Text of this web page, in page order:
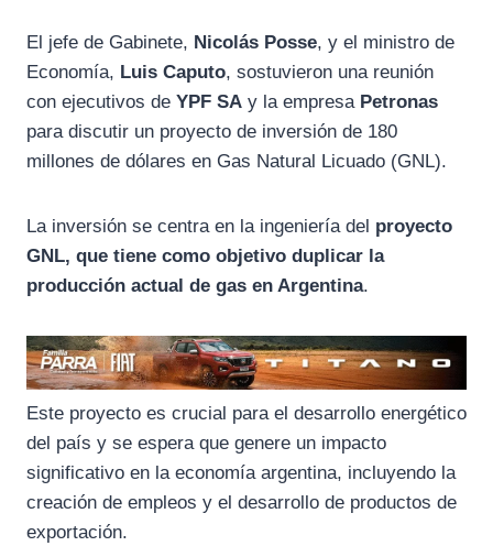
c
e
b
l
e
g
a
t
s
A
El jefe de Gabinete, Nicolás Posse, y el ministro de
Economía, Luis Caputo, sostuvieron una reunión
con ejecutivos de YPF SA y la empresa Petronas
para discutir un proyecto de inversión de 180
millones de dólares en Gas Natural Licuado (GNL).
La inversión se centra en la ingeniería del proyecto
GNL, que tiene como objetivo duplicar la
producción actual de gas en Argentina.
Este proyecto es crucial para el desarrollo energético
del país y se espera que genere un impacto
significativo en la economía argentina, incluyendo la
creación de empleos y el desarrollo de productos de
exportación.